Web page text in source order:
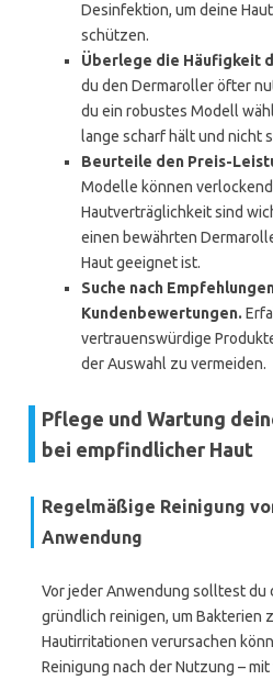
Desinfektion, um deine
schützen.
Überlege die Häufigkeit
du den Dermaroller öfter
du ein robustes Modell
lange scharf hält und nicht
Beurteile den Preis-
Modelle können
Hautverträglichkeit sind
einen bewährten
Haut geeignet ist.
Suche nach
Kundenbewertungen.
vertrauenswürdige
der Auswahl zu vermeiden.
Pflege und Wartung
bei empfindlicher Haut
Regelmäßige Reinigung
Anwendung
Vor jeder Anwendung solltest du
gründlich reinigen, um Bakterien
Hautirritationen verursachen
Reinigung nach der Nutzung –